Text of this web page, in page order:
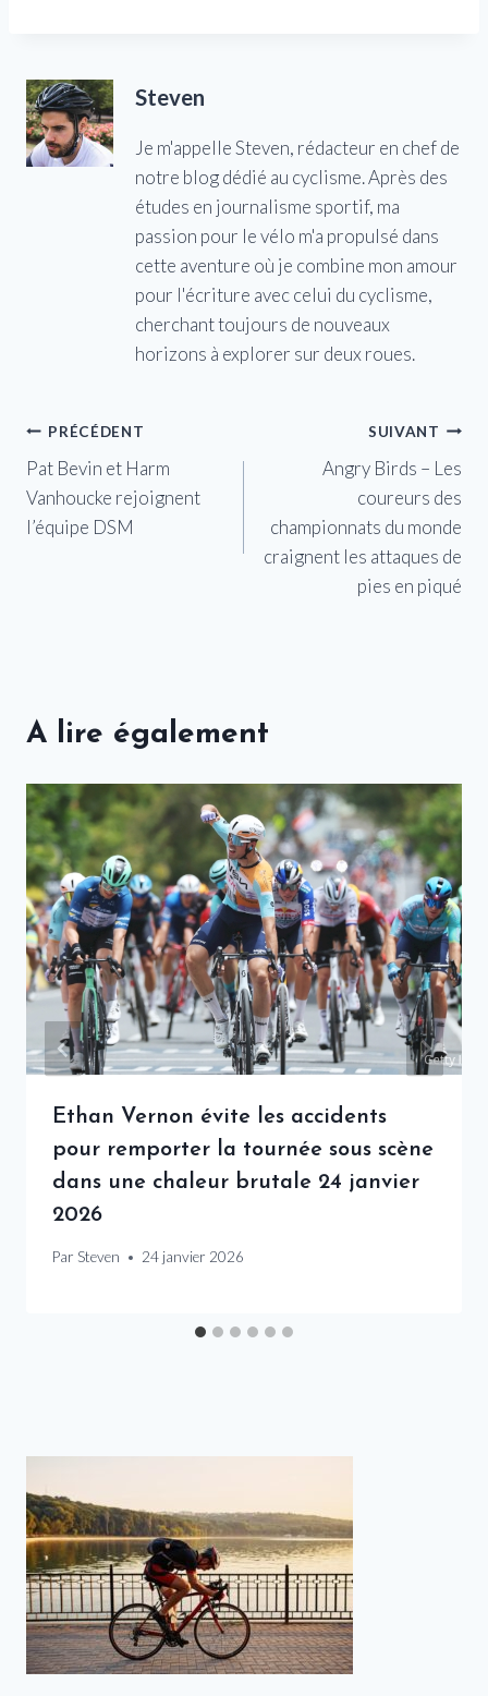
Steven
Je m'appelle Steven, rédacteur en chef de
notre blog dédié au cyclisme. Après des
études en journalisme sportif, ma
passion pour le vélo m'a propulsé dans
cette aventure où je combine mon amour
pour l'écriture avec celui du cyclisme,
cherchant toujours de nouveaux
horizons à explorer sur deux roues.
Navigation
de
l’article
PRÉCÉDENT
Pat Bevin et Harm
Vanhoucke rejoignent
l’équipe DSM
SUIVANT
Angry Birds – Les
coureurs des
championnats du monde
craignent les attaques de
pies en piqué
A lire également
Ethan Vernon évite les accidents
pour remporter la tournée sous scène
dans une chaleur brutale 24 janvier
2026
Par Steven 24 janvier 2026